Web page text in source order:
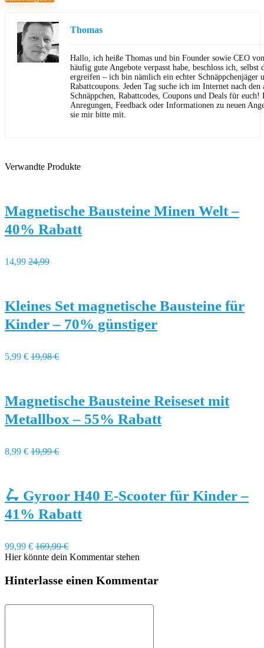
Thomas
Hallo, ich heiße Thomas und bin Founder sowie CEO
häufig gute Angebote verpasst habe, beschloss ich,
ergreifen – ich bin nämlich ein echter Schnäppchenjäger
Rabattcoupons. Jeden Tag suche ich im Internet nach den
Schnäppchen, Rabattcodes, Coupons und Deals für euch!
Anregungen, Feedback oder Informationen zu neuen
sie mir bitte mit.
Verwandte Produkte
Magnetische Bausteine Minen Welt –
40% Rabatt
14,99 24,99
Kleines Set magnetische Bausteine für
Kinder – 70% günstiger
5,99 € 19,98 €
Magnetische Bausteine Reiseset mit
Metallbox – 55% Rabatt
8,99 € 19,99 €
🛴 Gyroor H40 E-Scooter für Kinder –
41% Rabatt
99,99 € 169,99 €
Hier könnte dein Kommentar stehen
Hinterlasse einen Kommentar